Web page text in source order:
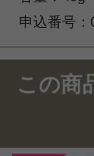
申込番号
この商
1件のレ
この商